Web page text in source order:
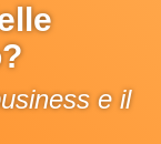
e il